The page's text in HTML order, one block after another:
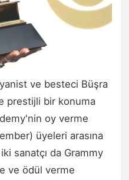
ve besteci Büşra
prestijli bir konuma
oy verme
üyeleri arasına
sanatçı da Grammy
ve ödül verme